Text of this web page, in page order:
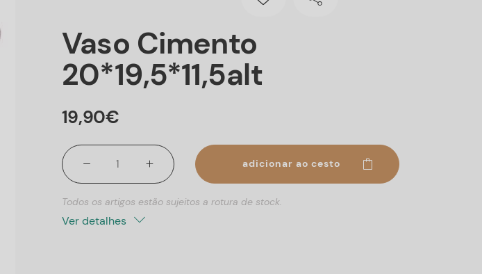
Vaso Cimento
20*19,5*11,5alt
19,90€
adicionar ao cesto
Todos os artigos estão sujeitos a rotura de stock.
Ver detalhes